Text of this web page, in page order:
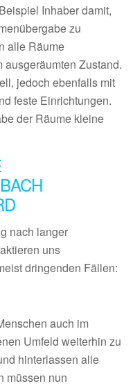
Inhaber damit,
zu
alle Räume
ausgeräumten Zustand.
jedoch ebenfalls mit
feste Einrichtungen.
der Räume kleine
nach langer
uns
dringenden Fällen:
auch im
Umfeld weiterhin zu
hinterlassen alle
müssen nun